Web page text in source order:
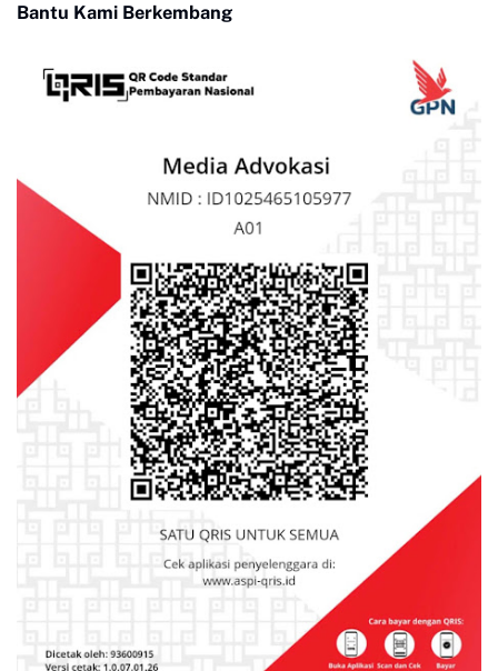
Bantu Kami Berkembang